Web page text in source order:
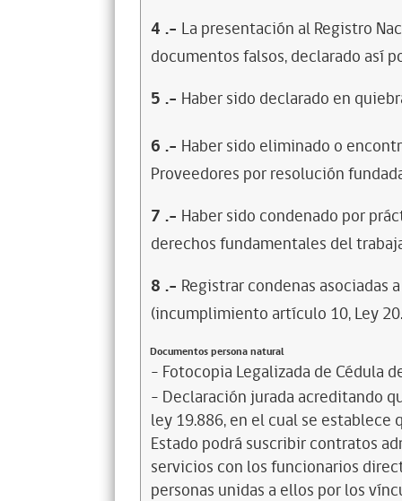
4 .- La presentación al Registro
documentos falsos, declarado así
5 .- Haber sido declarado en
6 .- Haber sido eliminado o
Proveedores por resolución
7 .- Haber sido condenado por
derechos fundamentales del
8 .- Registrar condenas asociadas
(incumplimiento artículo 10, Ley
Documentos persona natural
- Fotocopia Legalizada de Cédula
- Declaración jurada acreditando
ley 19.886, en el cual se
Estado podrá suscribir contratos
servicios con los funcionarios
personas unidas a ellos por los